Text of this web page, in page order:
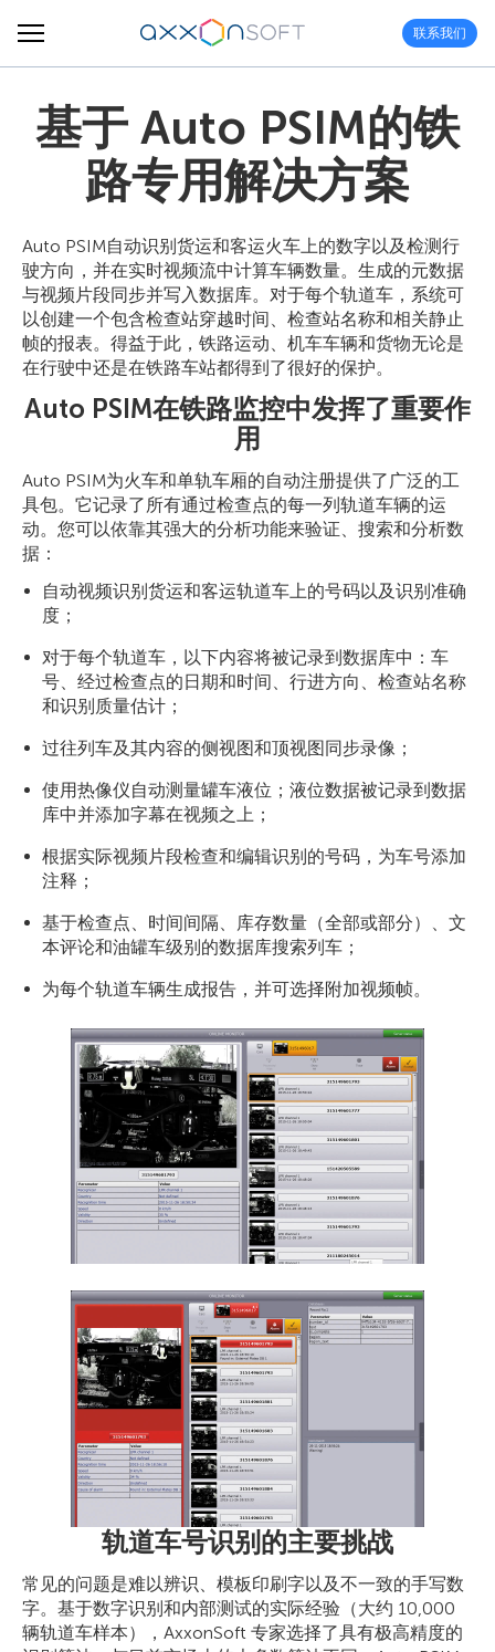
联系我们
基于 Auto PSIM的铁
路专用解决方案
Auto PSIM自动识别货运和客运火车上的数字以及检测行
驶方向，并在实时视频流中计算车辆数量。生成的元数据
与视频片段同步并写入数据库。对于每个轨道车，系统可
以创建一个包含检查站穿越时间、检查站名称和相关静止
帧的报表。得益于此，铁路运动、机车车辆和货物无论是
在行驶中还是在铁路车站都得到了很好的保护。
Auto PSIM在铁路监控中发挥了重要作
用
Auto PSIM为火车和单轨车厢的自动注册提供了广泛的工
具包。它记录了所有通过检查点的每一列轨道车辆的运
动。您可以依靠其强大的分析功能来验证、搜索和分析数
据：
自动视频识别货运和客运轨道车上的号码以及识别准确
度；
对于每个轨道车，以下内容将被记录到数据库中：车
号、经过检查点的日期和时间、行进方向、检查站名称
和识别质量估计；
过往列车及其内容的侧视图和顶视图同步录像；
使用热像仪自动测量罐车液位；液位数据被记录到数据
库中并添加字幕在视频之上；
根据实际视频片段检查和编辑识别的号码，为车号添加
注释；
基于检查点、时间间隔、库存数量（全部或部分）、文
本评论和油罐车级别的数据库搜索列车；
为每个轨道车辆生成报告，并可选择附加视频帧。
轨道车号识别的主要挑战
常见的问题是难以辨识、模板印刷字以及不一致的手写数
字。基于数字识别和内部测试的实际经验（大约 10,000
辆轨道车样本），AxxonSoft 专家选择了具有极高精度的